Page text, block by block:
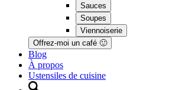
Sauces
Soupes
Viennoiserie
Offrez-moi un café 🙂
Blog
À propos
Ustensiles de cuisine